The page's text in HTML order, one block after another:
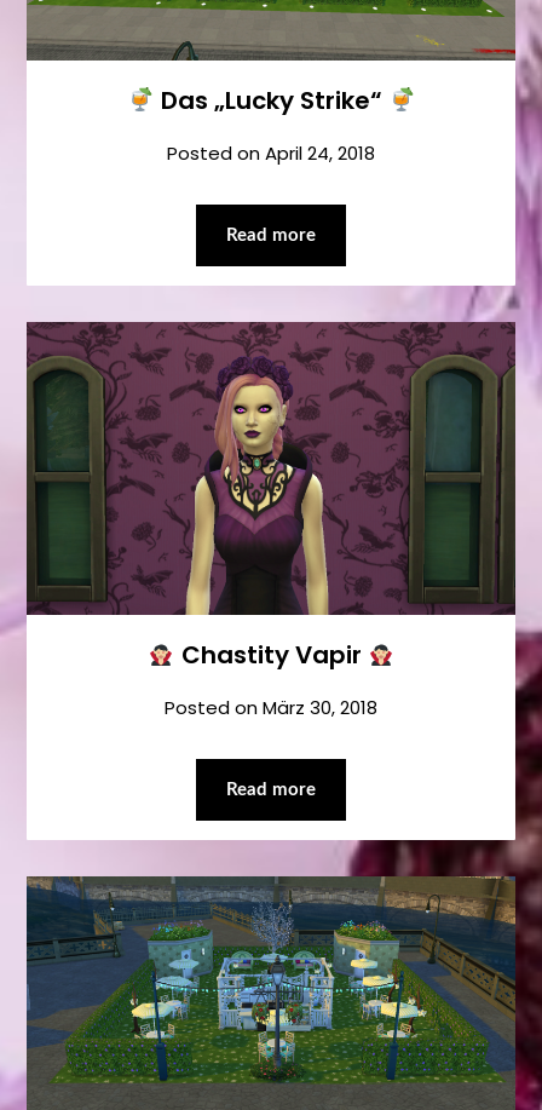
Das „Lucky Strike“
Posted onApril 24, 2018
Read more
Chastity Vapir
Posted onMärz 30, 2018
Read more